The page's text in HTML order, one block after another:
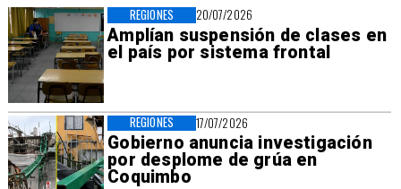
20/07/2026
Amplían suspensión de clases en
el país por sistema frontal
REGIONES
17/07/2026
Gobierno anuncia investigación
por desplome de grúa en
Coquimbo
REGIONES